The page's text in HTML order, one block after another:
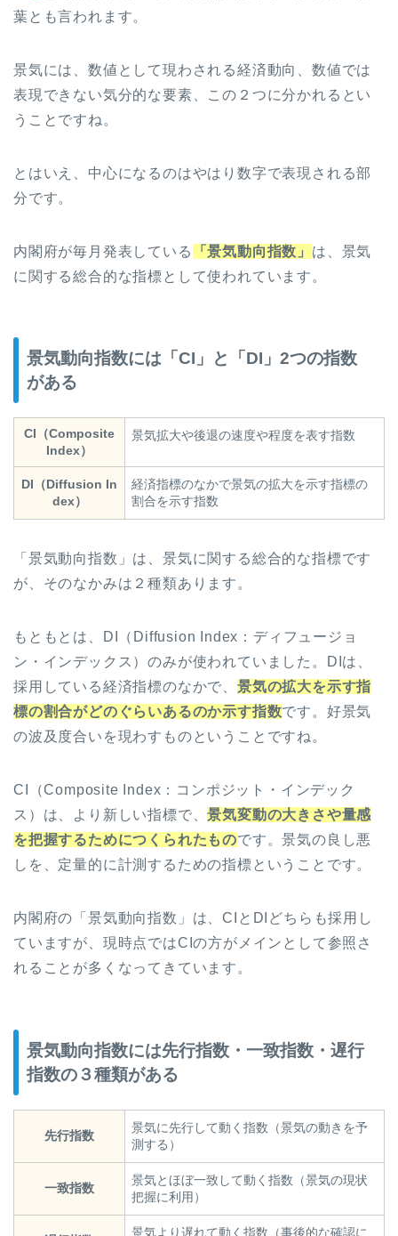
葉とも言われます。
景気には、数値として現わされる経済動向、数値では
表現できない気分的な要素、この２つに分かれるとい
うことですね。
とはいえ、中心になるのはやはり数字で表現される部
分です。
内閣府が毎月発表している 「景気動向指数」 は、景気
に関する総合的な指標として使われています。
景気動向指数には「CI」と「DI」2つの指数
がある
CI（Composite
Index）
景気拡大や後退の速度や程度を表す指数
DI（Diffusion In
dex）
経済指標のなかで景気の拡大を示す指標の
割合を示す指数
「景気動向指数」は、景気に関する総合的な指標です
が、そのなかみは２種類あります。
もともとは、DI（ Diffusion Index：ディフュージョ
ン・インデックス ）のみが使われていました。DIは、
採用している経済指標のなかで、 景気の拡大を示す指
標の割合がどのぐらいあるのか示す指数です。好景気
の波及度合いを現わすものということですね。
CI（Composite Index：コンポジット・インデック
ス ）は、より新しい指標で、景気変動の大きさや量感
を把握するためにつくられたものです。景気の良し悪
しを、定量的に計測するための指標ということです。
内閣府の「景気動向指数」は、CIとDIどちらも採用し
ていますが、現時点ではCIの方がメインとして参照さ
れることが多くなってきています。
景気動向指数には先行指数・一致指数・遅行
指数の３種類がある
先行指数
景気に先行して動く 指数 （景気の動きを予
測する）
一致指数
景気とほぼ一致して動く 指数（景気の現状
把握に利用）
景気より遅れて動く 指数 （事後的な確認に